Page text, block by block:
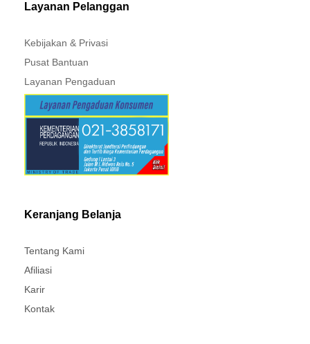
Layanan Pelanggan
Kebijakan & Privasi
Pusat Bantuan
Layanan Pengaduan
Keranjang Belanja
Tentang Kami
Afiliasi
Karir
Kontak